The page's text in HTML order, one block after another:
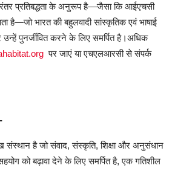
प्रतिबद्धता के अनुरूप है—जैसा कि आईएचसी
है—जो भारत की बहुलवादी सांस्कृतिक एवं भाषाई
उन्हें पुनर्जीवित करने के लिए समर्पित है।अधिक
पर जाएं या एचएलआरसी से संपर्क
संस्थान है जो संवाद,संस्कृति,शिक्षा और अनुसंधान
को बढ़ावा देने के लिए समर्पित है,एक गतिशील